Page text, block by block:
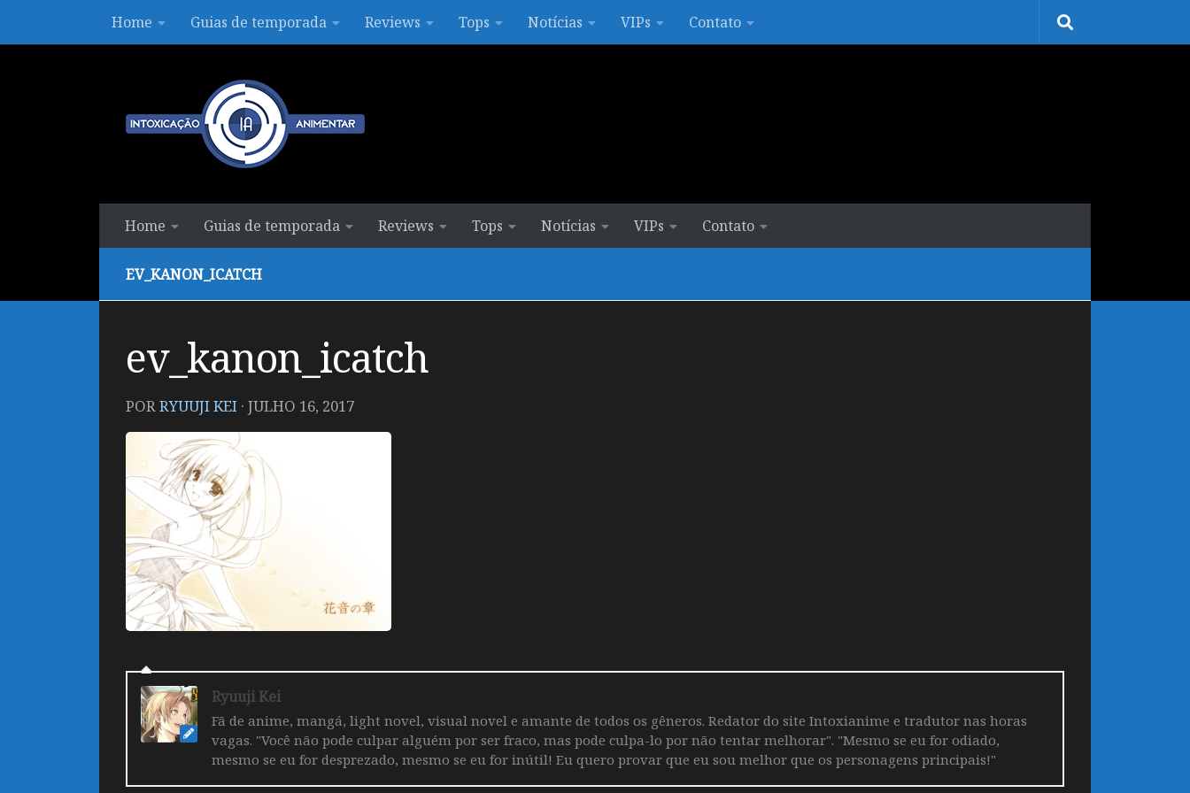
Skip to contentHome Guias de temporada Reviews Tops Notícias VIPs Contato
Home Guias de temporada Reviews Tops Notícias VIPs Contato
EV_KANON_ICATCH
ev_kanon_icatch
PORRYUUJI KEI · JULHO 16, 2017
Ryuuji Kei
Fã de anime, mangá, light novel, visual novel e amante de todos os gêneros. Redator do site Intoxianime e tradutor nas horas
vagas. "Você não pode culpar alguém por ser fraco, mas pode culpa-lo por não tentar melhorar". "Mesmo se eu for odiado,
mesmo se eu for desprezado, mesmo se eu for inútil! Eu quero provar que eu sou melhor que os personagens principais!"